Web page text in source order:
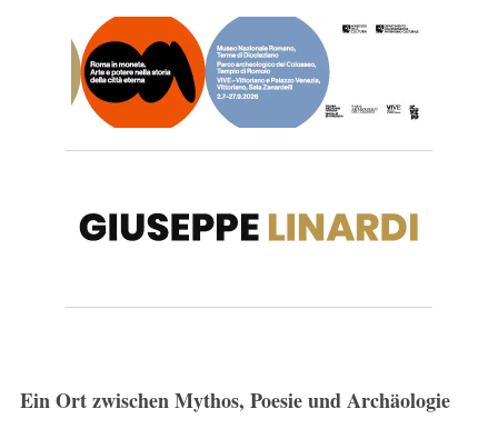
Ein Ort zwischen Mythos, Poesie und Archäologie